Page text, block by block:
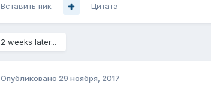
Вставить ник Цитата
2 weeks later...
Опубликовано 29 ноября, 2017